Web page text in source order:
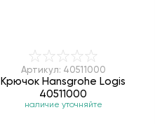
Артикул: 40511000
Крючок Hansgrohe Logis
40511000
наличие уточняйте